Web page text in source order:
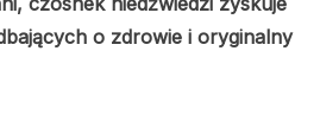
o zdrowie i oryginalny